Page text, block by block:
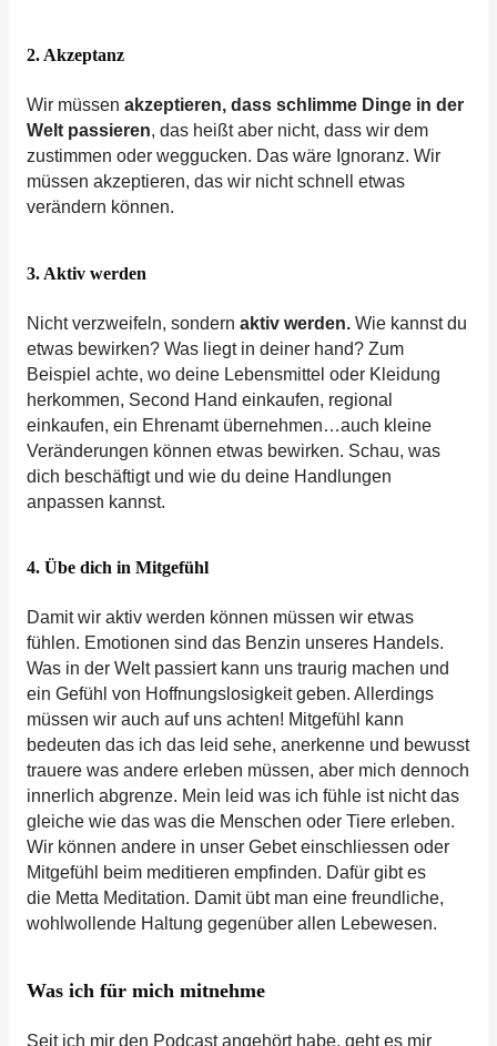
2. Akzeptanz
Wir müssen akzeptieren, dass schlimme Dinge in der
Welt passieren, das heißt aber nicht, dass wir dem
zustimmen oder weggucken. Das wäre Ignoranz. Wir
müssen akzeptieren, das wir nicht schnell etwas
verändern können.
3. Aktiv werden
Nicht verzweifeln, sondern aktiv werden.Wie kannst du
etwas bewirken? Was liegt in deiner hand? Zum
Beispiel achte, wo deine Lebensmittel oder Kleidung
herkommen, Second Hand einkaufen, regional
einkaufen, ein Ehrenamt übernehmen…auch kleine
Veränderungen können etwas bewirken. Schau, was
dich beschäftigt und wie du deine Handlungen
anpassen kannst.
4. Übe dich in Mitgefühl
Damit wir aktiv werden können müssen wir etwas
fühlen. Emotionen sind das Benzin unseres Handels.
Was in der Welt passiert kann uns traurig machen und
ein Gefühl von Hoffnungslosigkeit geben. Allerdings
müssen wir auch auf uns achten! Mitgefühl kann
bedeuten das ich das leid sehe, anerkenne und bewusst
trauere was andere erleben müssen, aber mich dennoch
innerlich abgrenze. Mein leid was ich fühle ist nicht das
gleiche wie das was die Menschen oder Tiere erleben.
Wir können andere in unser Gebet einschliessen oder
Mitgefühl beim meditieren empfinden. Dafür gibt es
die Metta Meditation. Damit übt man eine freundliche,
wohlwollende Haltung gegenüber allen Lebewesen.
Was ich für mich mitnehme
Seit ich mir den Podcast angehört habe, geht es mir